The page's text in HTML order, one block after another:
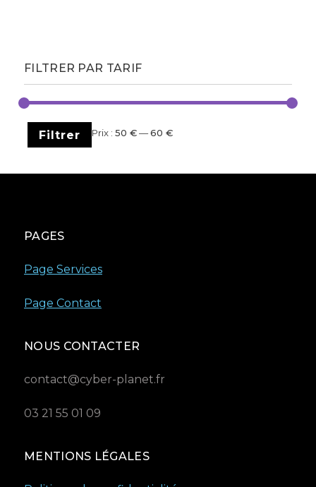
FILTRER PAR TARIF
Filtrer Prix :50 €—60 €
PAGES
Page Services
Page Contact
NOUS CONTACTER
contact@cyber-planet.fr
03 21 55 01 09
MENTIONS LÉGALES